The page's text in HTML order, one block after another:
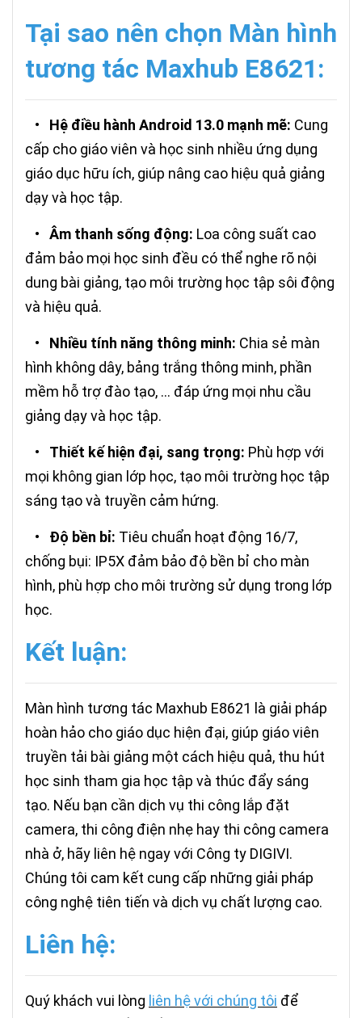
Tại sao nên chọn Màn hình
tương tác Maxhub E8621:
• Hệ điều hành Android 13.0 mạnh mẽ: Cung
cấp cho giáo viên và học sinh nhiều ứng dụng
giáo dục hữu ích, giúp nâng cao hiệu quả giảng
dạy và học tập.
• Âm thanh sống động: Loa công suất cao
đảm bảo mọi học sinh đều có thể nghe rõ nội
dung bài giảng, tạo môi trường học tập sôi động
và hiệu quả.
• Nhiều tính năng thông minh: Chia sẻ màn
hình không dây, bảng trắng thông minh, phần
mềm hỗ trợ đào tạo, ... đáp ứng mọi nhu cầu
giảng dạy và học tập.
• Thiết kế hiện đại, sang trọng: Phù hợp với
mọi không gian lớp học, tạo môi trường học tập
sáng tạo và truyền cảm hứng.
• Độ bền bỉ: Tiêu chuẩn hoạt động 16/7,
chống bụi: IP5X đảm bảo độ bền bỉ cho màn
hình, phù hợp cho môi trường sử dụng trong lớp
học.
Kết luận:
Màn hình tương tác Maxhub E8621 là giải pháp
hoàn hảo cho giáo dục hiện đại, giúp giáo viên
truyền tải bài giảng một cách hiệu quả, thu hút
học sinh tham gia học tập và thúc đẩy sáng
tạo. Nếu bạn cần dịch vụ thi công lắp đặt
camera, thi công điện nhẹ hay thi công camera
nhà ở, hãy liên hệ ngay với Công ty DIGIVI.
Chúng tôi cam kết cung cấp những giải pháp
công nghệ tiên tiến và dịch vụ chất lượng cao.
Liên hệ:
Quý khách vui lòng liên hệ với chúng tôi để